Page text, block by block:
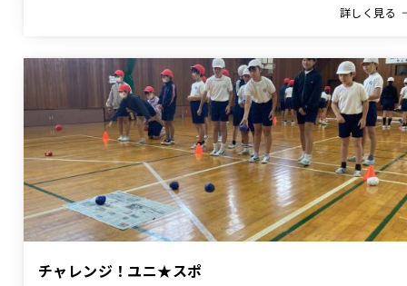
詳しく見る
チャレンジ！ユニ★スポ